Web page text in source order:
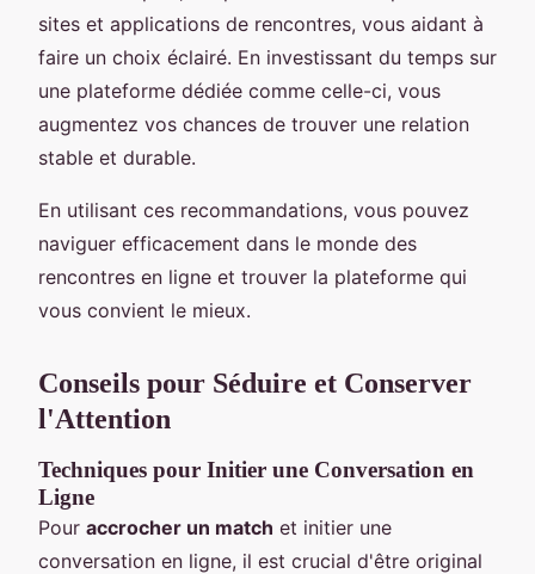
sites et applications de rencontres, vous aidant à
faire un choix éclairé. En investissant du temps sur
une plateforme dédiée comme celle-ci, vous
augmentez vos chances de trouver une relation
stable et durable.
En utilisant ces recommandations, vous pouvez
naviguer efficacement dans le monde des
rencontres en ligne et trouver la plateforme qui
vous convient le mieux.
Conseils pour Séduire et Conserver
l'Attention
Techniques pour Initier une Conversation en
Ligne
Pour accrocher un match et initier une
conversation en ligne, il est crucial d'être original